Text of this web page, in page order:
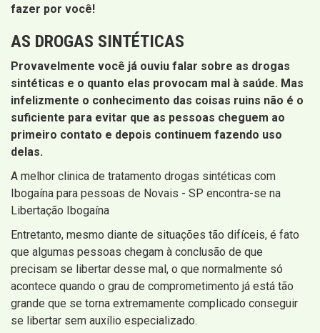
fazer por você!
AS DROGAS SINTÉTICAS
Provavelmente você já ouviu falar sobre as drogas
sintéticas e o quanto elas provocam mal à saúde. Mas
infelizmente o conhecimento das coisas ruins não é o
suficiente para evitar que as pessoas cheguem ao
primeiro contato e depois continuem fazendo uso
delas.
A melhor clinica de tratamento drogas sintéticas com
Ibogaína para pessoas de Novais - SP encontra-se na
Libertação Ibogaína
Entretanto, mesmo diante de situações tão difíceis, é fato
que algumas pessoas chegam à conclusão de que
precisam se libertar desse mal, o que normalmente só
acontece quando o grau de comprometimento já está tão
grande que se torna extremamente complicado conseguir
se libertar sem auxílio especializado.